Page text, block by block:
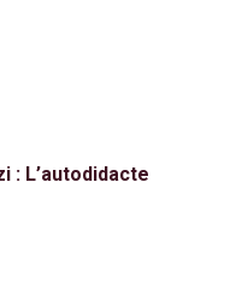
: L’autodidacte